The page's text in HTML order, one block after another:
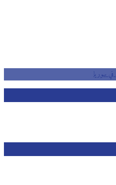
سوريا